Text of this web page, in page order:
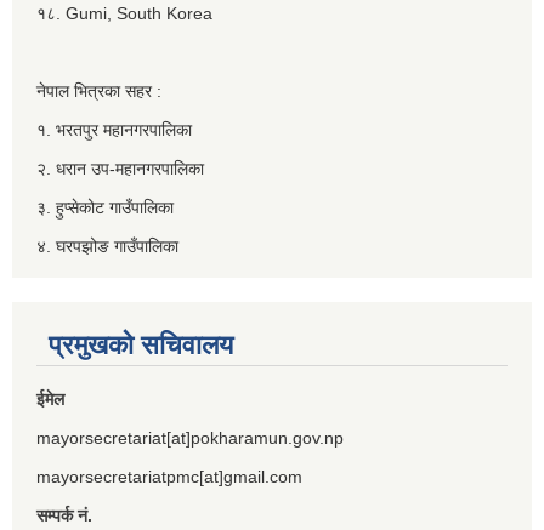
१८. Gumi, South Korea
नेपाल भित्रका सहर :
१. भरतपुर महानगरपालिका
२. धरान उप-महानगरपालिका
३. हुप्सेकोट गाउँपालिका
४. घरपझोङ गाउँपालिका
प्रमुखको सचिवालय
ईमेल
mayorsecretariat[at]pokharamun.gov.np
mayorsecretariatpmc[at]gmail.com
सम्पर्क नं.